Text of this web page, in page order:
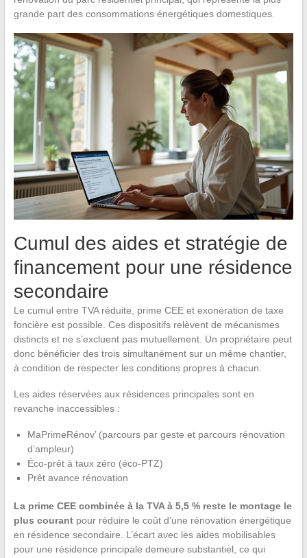
grande part des consommations énergétiques domestiques.
Cumul des aides et stratégie de
financement pour une résidence
secondaire
Le cumul entre TVA réduite, prime CEE et exonération de taxe
foncière est possible. Ces dispositifs relèvent de mécanismes
distincts et ne s’excluent pas mutuellement. Un propriétaire peut
donc bénéficier des trois simultanément sur un même chantier,
à condition de respecter les conditions propres à chacun.
Les aides réservées aux résidences principales sont en
revanche inaccessibles :
MaPrimeRénov’ (parcours par geste et parcours rénovation
d’ampleur)
Éco-prêt à taux zéro (éco-PTZ)
Prêt avance rénovation
La prime CEE combinée à la TVA à 5,5 % reste le montage le
plus courantpour réduire le coût d’une rénovation énergétique
en résidence secondaire. L’écart avec les aides mobilisables
pour une résidence principale demeure substantiel, ce qui